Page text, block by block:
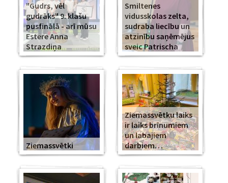
"Gudrs, vēl
gudrāks" 9. klašu
pusfinālā - arī mūsu
Estere Anna
Strazdiņa
Smiltenes
vidusskolas zelta,
sudraba liecību un
atzinību saņēmējus
sveic Patrischa
Ziemassvētki
Ziemassvētku laiks
ir laiks brīnumiem
un labajiem
darbiem…